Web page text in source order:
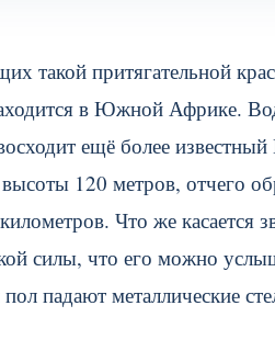
такой притягательной
в Южной Африке.
ещё более известный
120 метров, отчего
Что же касается
силы, что его можно
падают металлические